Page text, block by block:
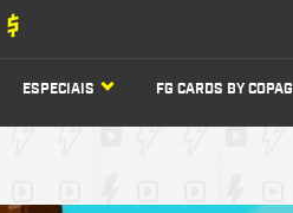
ESPECIAIS FG CARDS BY COPAG